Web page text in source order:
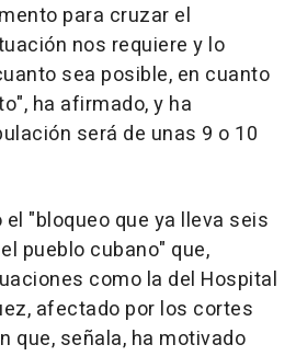
para cruzar el
nos requiere y lo
sea posible, en cuanto
ha afirmado, y ha
será de unas 9 o 10
"bloqueo que ya lleva seis
pueblo cubano" que,
como la del Hospital
afectado por los cortes
que, señala, ha motivado